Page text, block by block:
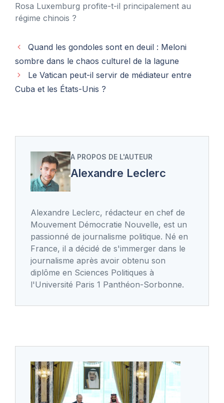
Rosa Luxemburg profite-t-il principalement au
régime chinois ?
Quand les gondoles sont en deuil : Meloni
sombre dans le chaos culturel de la lagune
Le Vatican peut-il servir de médiateur entre
Cuba et les États-Unis ?
A PROPOS DE L'AUTEUR
Alexandre Leclerc
Alexandre Leclerc, rédacteur en chef de
Mouvement Démocratie Nouvelle, est un
passionné de journalisme politique. Né en
France, il a décidé de s'immerger dans le
journalisme après avoir obtenu son
diplôme en Sciences Politiques à
l'Université Paris 1 Panthéon-Sorbonne.